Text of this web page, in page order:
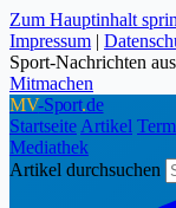
Zum Hauptinhalt
Impressum |
Sport-Nachrichten
Mitmachen
MV-Sport.de
Startseite Artikel
Mediathek
Artikel durchsuchen